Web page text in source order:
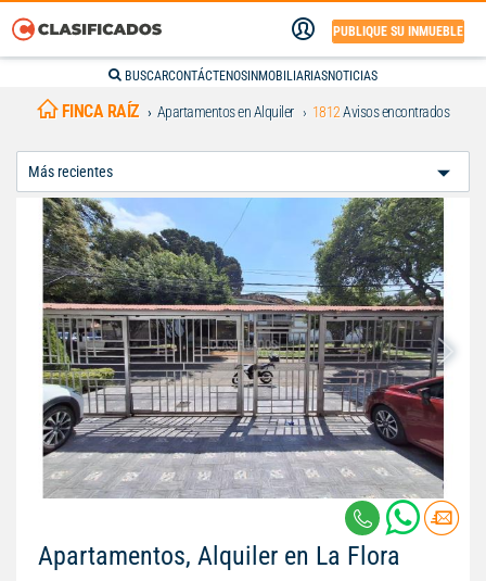
PUBLIQUE SU INMUEBLE
BUSCARCONTÁCTENOS INMOBILIARIASNOTICIAS
FINCA RAÍZ Apartamentos en Alquiler 1812Avisos encontrados
Apartamentos, Alquiler en La Flora